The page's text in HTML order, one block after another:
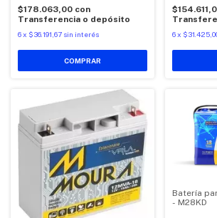
$178.063,00 con
Transferencia o depósito
6x $36.191,67 sin interés 6 x
Batería
- M28KD